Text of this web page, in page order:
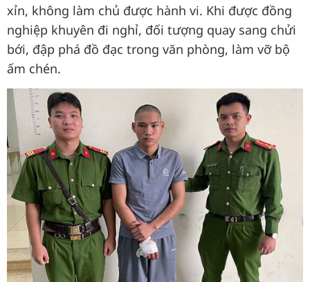
xỉn, không làm chủ được hành vi. Khi được đồng
nghiệp khuyên đi nghỉ, đối tượng quay sang chửi
bới, đập phá đồ đạc trong văn phòng, làm vỡ bộ
ấm chén.